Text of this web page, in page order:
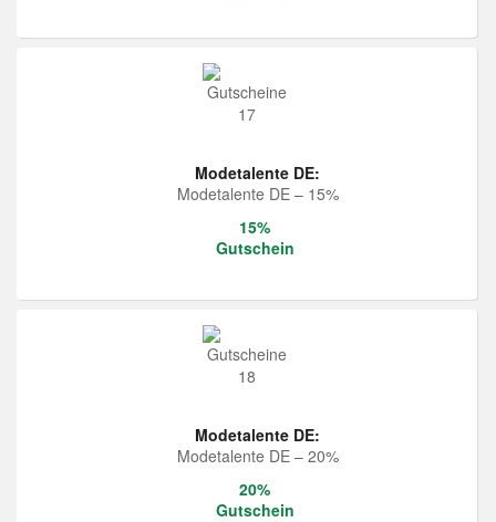
Modetalente DE:
Modetalente DE – 15%
15%
Gutschein
Modetalente DE:
Modetalente DE – 20%
20%
Gutschein